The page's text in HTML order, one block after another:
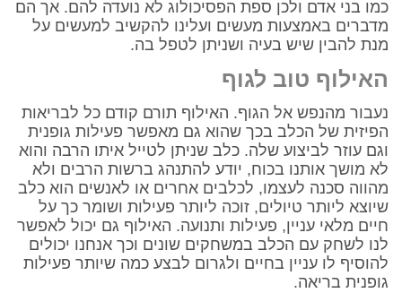
כמו בני אדם ולכן ספת הפסיכולוג לא נועדה להם. אך הם
מדברים באמצעות מעשים ועלינו להקשיב למעשים על
מנת להבין שיש בעיה ושניתן לטפל בה.
האילוף טוב לגוף
נעבור מהנפש אל הגוף. האילוף תורם קודם כל לבריאות
הפיזית של הכלב בכך שהוא גם מאפשר פעילות גופנית
וגם עוזר לביצוע שלה. כלב שניתן לטייל איתו הרבה והוא
לא מושך אותנו בכוח, יודע להתנהג ברשות הרבים ולא
מהווה סכנה לעצמו, לכלבים אחרים או לאנשים הוא כלב
שיוצא ליותר טיולים, זוכה ליותר פעילות ושומר כך על
חיים מלאי עניין, פעילות ותנועה. האילוף גם יכול לאפשר
לנו לשחק עם הכלב במשחקים שונים וכך אנחנו יכולים
להוסיף לו עניין בחיים ולגרום לבצע כמה שיותר פעילות
גופנית בריאה.